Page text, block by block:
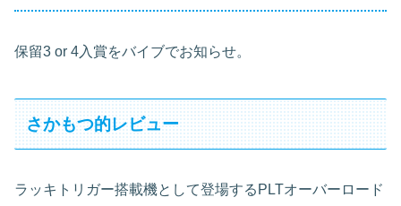
保留3 or 4入賞をバイブでお知らせ。
さかもつ的レビュー
ラッキトリガー搭載機として登場するPLTオーバーロード